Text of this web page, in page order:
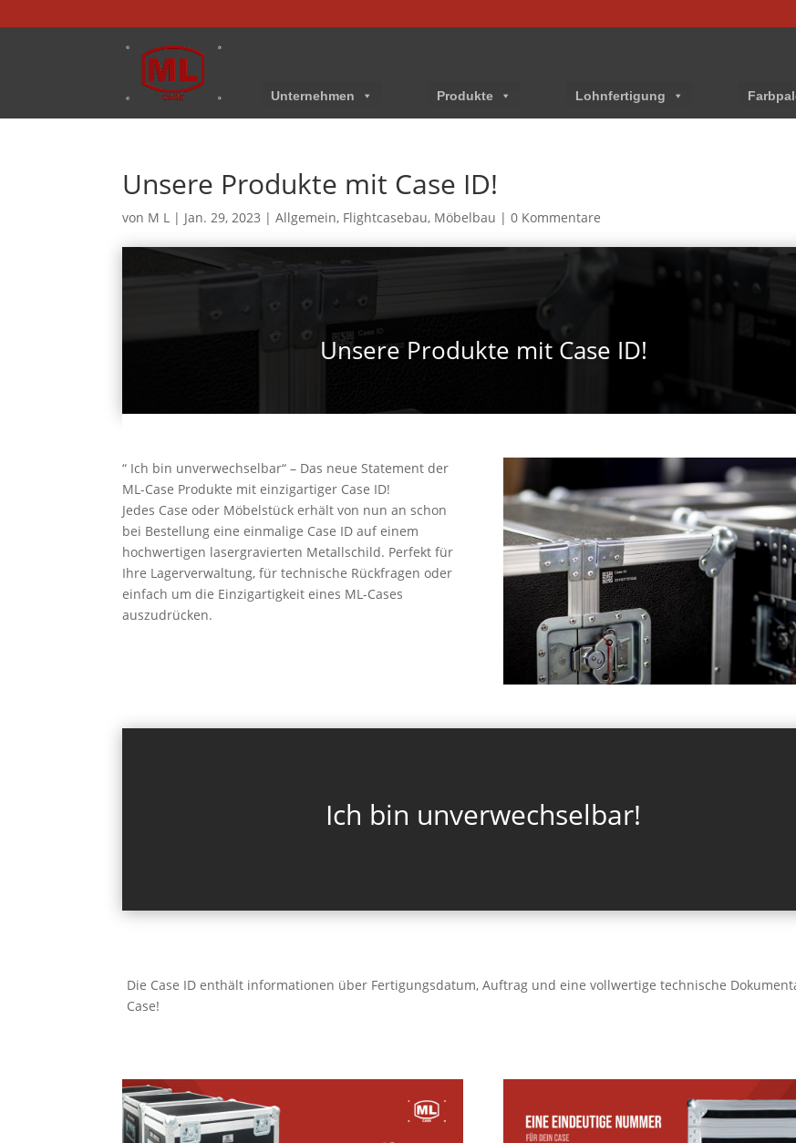
Unternehmen Produkte Lohnfertigung
Unsere Produkte mit Case ID!
von M L | Jan. 29, 2023 |Allgemein, Flightcasebau, Möbelbau |0 Kommentare
Unsere Produkte mit Case ID!
“ Ich bin unverwechselbar“ – Das neue Statement der
ML-Case Produkte mit einzigartiger Case ID!
Jedes Case oder Möbelstück erhält von nun an schon
bei Bestellung eine einmalige Case ID auf einem
hochwertigen lasergravierten Metallschild. Perfekt für
Ihre Lagerverwaltung, für technische Rückfragen oder
einfach um die Einzigartigkeit eines ML-Cases
auszudrücken.
Ich bin unverwechselbar!
Die Case ID enthält informationen über Fertigungsdatum, Auftrag und eine vollwertige technische
Case!